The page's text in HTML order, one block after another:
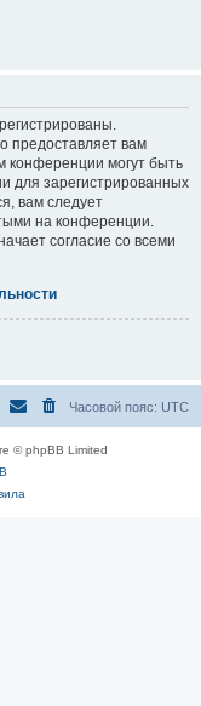
предоставляет вам
конференции могут быть
для зарегистрированных
вам следует
на конференции.
согласие со всеми
Часовой пояс: UTC
© phpBB Limited